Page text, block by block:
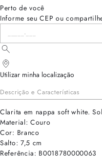
Perto de você
Informe seu CEP ou
Utilizar minha localização
Descrição e Características
Clarita em nappa soft white.
Material: Couro
Cor: Branco
Salto: 7,5 cm
Referência: B0018780000063